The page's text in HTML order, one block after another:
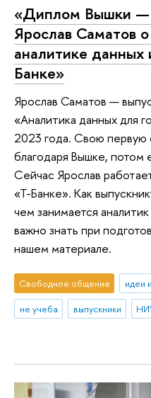
«Диплом Вышки —
Ярослав Саматов
аналитике данных
Банке»
Ярослав Саматов —
«Аналитика данных для
2023 года. Свою первую
благодаря Вышке, потом
Сейчас Ярослав
«Т-Банке». Как
чем занимается
важно знать при
нашем материале.
Свободное общение идеи
не учеба
выпускники